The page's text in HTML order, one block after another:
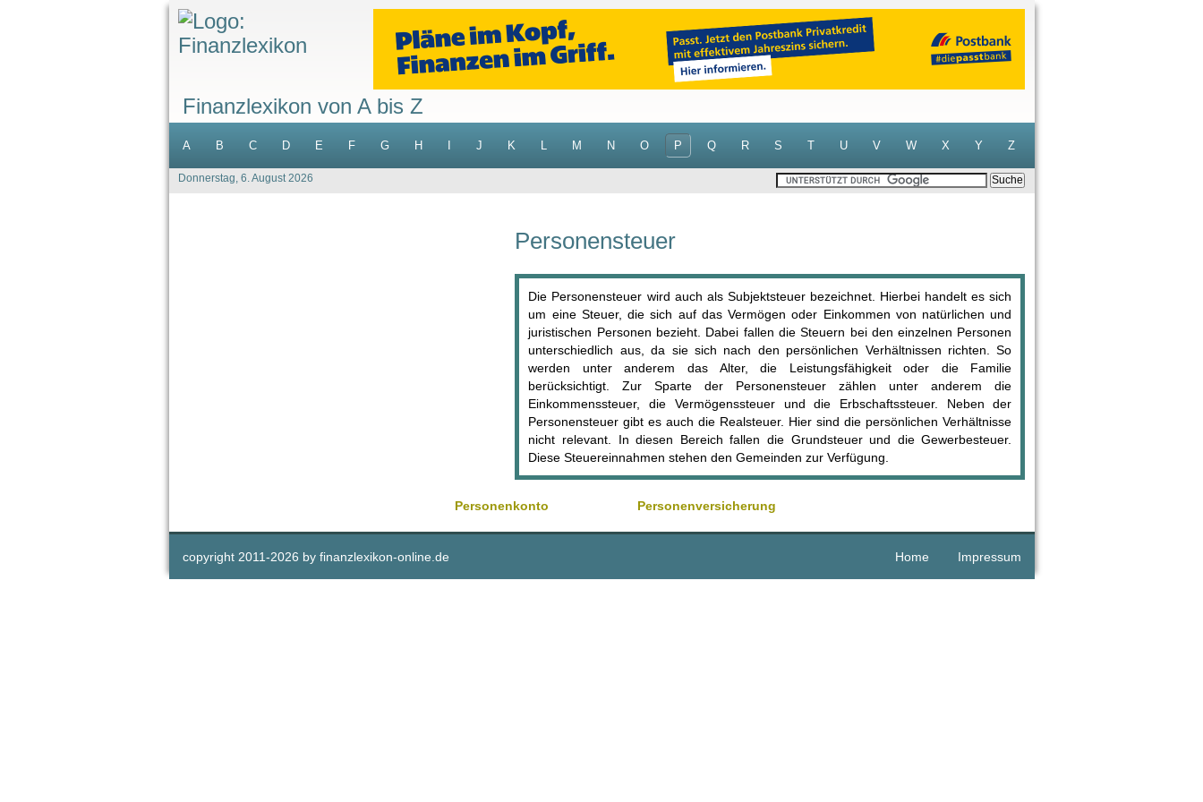
Finanzlexikon von A bis Z
A B C D E F G H J K L M N O P Q R S T U V W X Y Z
Donnerstag, 6. August 2026
Personensteuer
Die Personensteuer wird auch als Subjektsteuer bezeichnet. Hierbei handelt es sich
um eine Steuer, die sich auf das Vermögen oder Einkommen von natürlichen und
juristischen Personen bezieht. Dabei fallen die Steuern bei den einzelnen Personen
unterschiedlich aus, da sie sich nach den persönlichen Verhältnissen richten. So
werden unter anderem das Alter, die Leistungsfähigkeit oder die Familie
berücksichtigt. Zur Sparte der Personensteuer zählen unter anderem die
Einkommenssteuer, die Vermögenssteuer und die Erbschaftssteuer. Neben der
Personensteuer gibt es auch die Realsteuer. Hier sind die persönlichen Verhältnisse
nicht relevant. In diesen Bereich fallen die Grundsteuer und die Gewerbesteuer.
Diese Steuereinnahmen stehen den Gemeinden zur Verfügung.
Personenkonto Personenversicherung
copyright 2011-2026 by finanzlexikon-online.de Home Impressum